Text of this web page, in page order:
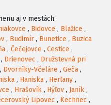
aj v mestách:
, Bidovce , Blažice ,
, Budimír , Bunetice , Buzica
, Čečejovce , Cestice ,
, Drienovec , Družstevná pri
, Dvorníky-Včeláre , Geča ,
, Haniska , Herľany ,
, Hrašovík , Hýľov , Janík ,
Lipovec , Kechnec ,